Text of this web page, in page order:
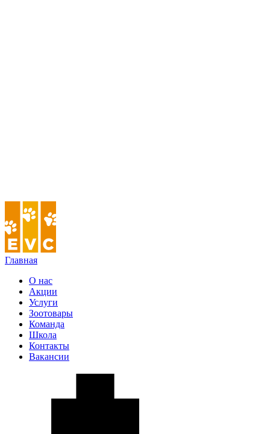
Главная
О нас
Акции
Услуги
Зоотовары
Команда
Школа
Контакты
Вакансии